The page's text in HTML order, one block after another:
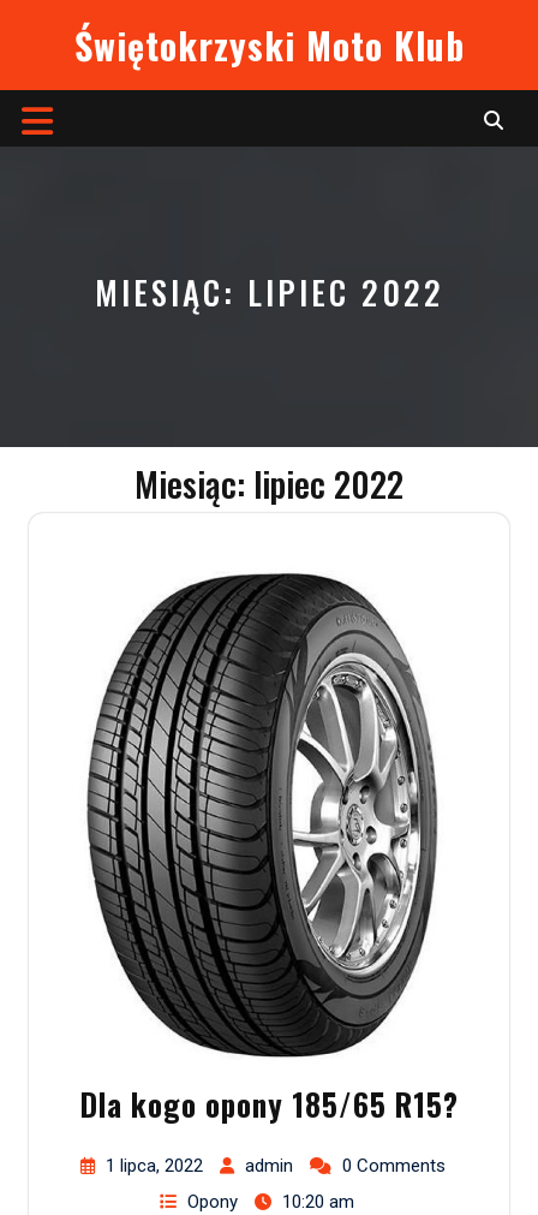
Świętokrzyski Moto Klub
Open
MIESIĄC: LIPIEC 2022
Miesiąc: lipiec 2022
Dla kogo opony 185/65 R15?
1 lipca, 2022 admin
0 Comments
Opony
10:20 am